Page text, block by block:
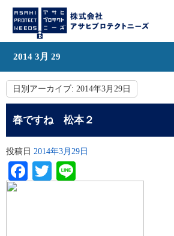
2014 3月 29
日別アーカイブ: 2014年3月29日
春ですね 松本２
投稿日 2014年3月29日
Facebook
Twitter